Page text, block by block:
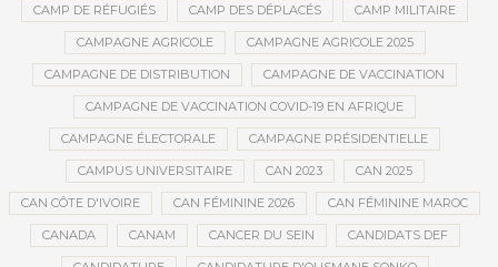
CAMP DE RÉFUGIÉS CAMP DES DÉPLACÉS CAMP MILITAIRE
CAMPAGNE AGRICOLE CAMPAGNE AGRICOLE 2025
CAMPAGNE DE DISTRIBUTION CAMPAGNE DE VACCINATION
CAMPAGNE DE VACCINATION COVID-19 EN AFRIQUE
CAMPAGNE ÉLECTORALE CAMPAGNE PRÉSIDENTIELLE
CAMPUS UNIVERSITAIRE CAN 2023 CAN 2025
CAN CÔTE D'IVOIRE CAN FÉMININE 2026 CAN FÉMININE MAROC
CANADA CANAM CANCER DU SEIN CANDIDATS DEF